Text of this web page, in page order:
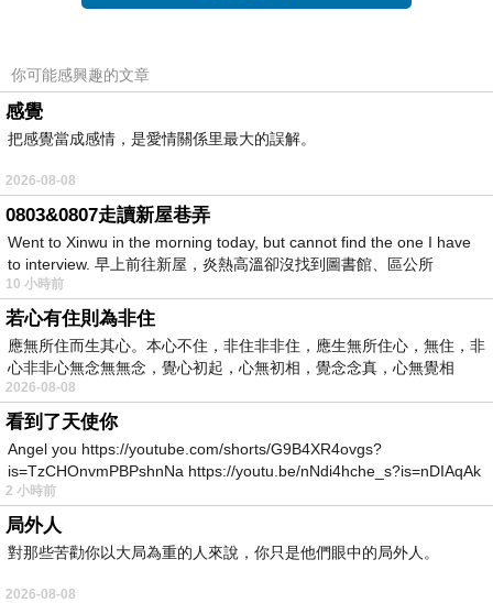
樣狀況大家都很訝異！交通局調查指出，這起連
田自小客車準備下「府前地下停車場」停車，由
於是下坡路段必須踩煞車，未料駕駛誤將油門當
煞車踩，導致車輛往前衝，撞到前面在收費口排
隊豐田銀色自小客車，銀色自小客車往左偏撞上
準備離場的「LEXUS」休旅車，3輛車撞在一起
導致停車場進、出全部受阻，所幸白色豐田自小
客車還能行動，車主先倒車將車輛駛離停車場，
停車場則暫停開放、只出不進。蘇盈瑜說，事發
後，他們立刻透過管理系統，告知民眾「府前地
下停車場」暫停開放，警方也派員到場協助3位
車主製作筆錄，並請拖吊車將事故車輛吊離現
場，整個事故到11時30分才處理完畢，「府前地
下停車場」也恢復正常營運。
你可能感興趣的文章
感覺
把感覺當成感情，是愛情關係里最大的誤解。
2026-08-08
0803&0807走讀新屋巷弄
Went to Xinwu in the morning today, but cannot find the one I have
to interview. 早上前往新屋，炎熱高溫卻沒找到圖書館、區公所
10 小時前
若心有住則為非住
應無所住而生其心。本心不住，非住非非住，應生無所住心，無住，非
心非非心無念無無念，覺心初起，心無初相，覺念念真，心無覺相
2026-08-08
看到了天使你
Angel you https://youtube.com/shorts/G9B4XR4ovgs?
is=TzCHOnvmPBPshnNa https://youtu.be/nNdi4hche_s?is=nDIAqAk
2 小時前
局外人
對那些苦勸你以大局為重的人來說，你只是他們眼中的局外人。
2026-08-08